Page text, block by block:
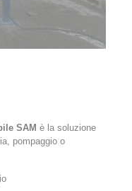
SAM è la soluzione
pompaggio o